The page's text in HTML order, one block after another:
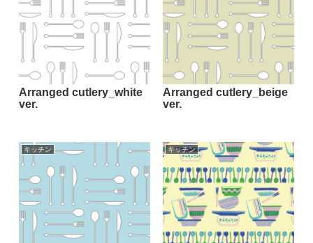
Arranged cutlery_white
ver.
Arranged cutlery_beige
ver.
キッチン キッチン